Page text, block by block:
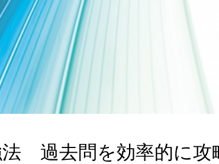
法 過去問を効率的に攻